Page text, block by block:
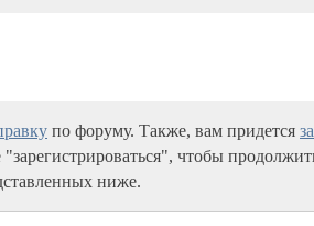
по форуму. Также, вам придется
чтобы
ниже.